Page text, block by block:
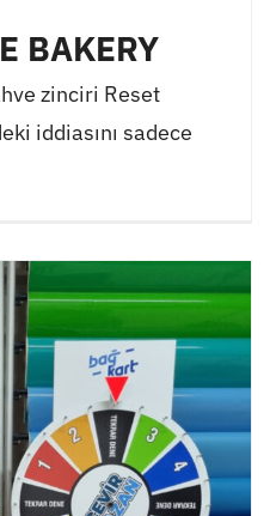
BAKERY
zinciri Reset
iddiasını sadece